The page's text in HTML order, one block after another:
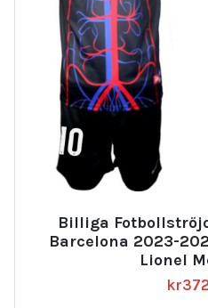
Billiga
Barcelona 2023-
Lionel
kr